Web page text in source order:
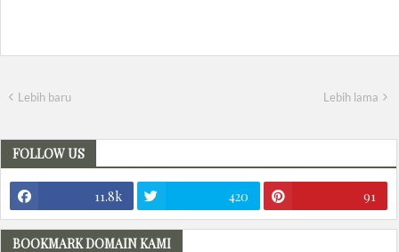
Lebih baru Lebih lama
FOLLOW US
11.8k 420 91
BOOKMARK DOMAIN KAMI